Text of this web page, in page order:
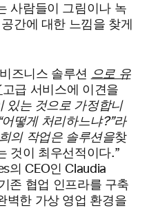
사람들이 그림이나 녹
간에 대한 느낌을 찾게
즈니스 솔루션 으로 유
고급 서비스에 이견을
있는 것으로 가정합니
떻게 처리하느냐?”라
의 작업은 솔루션을찾
것이 최우선적이다.”
의 CEO인 Claudia
존 협업 인프라를 구축
벽한 가상 영업 환경을